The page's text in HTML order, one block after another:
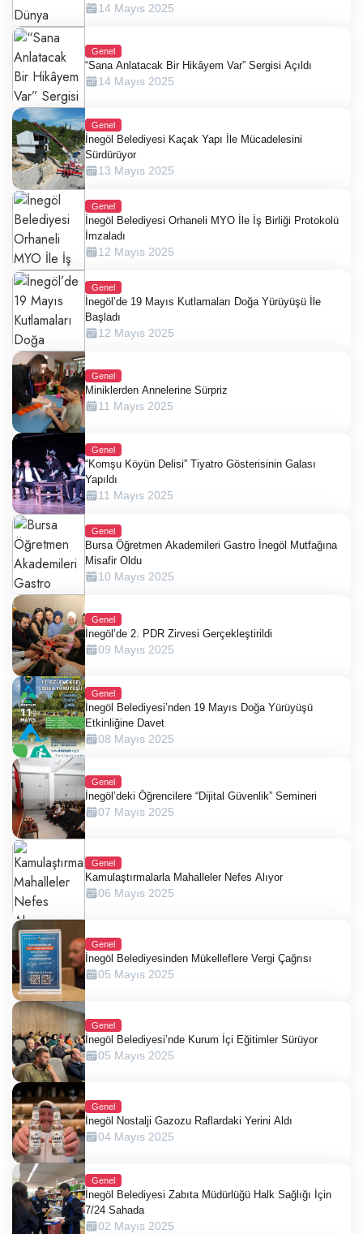
14 Mayıs 2025
Genel
“Sana Anlatacak Bir Hikâyem Var” Sergisi Açıldı
14 Mayıs 2025
Genel
İnegöl Belediyesi Kaçak Yapı İle Mücadelesini
Sürdürüyor
13 Mayıs 2025
Genel
İnegöl Belediyesi Orhaneli MYO İle İş Birliği Protokolü
İmzaladı
12 Mayıs 2025
Genel
İnegöl’de 19 Mayıs Kutlamaları Doğa Yürüyüşü İle
Başladı
12 Mayıs 2025
Genel
Miniklerden Annelerine Sürpriz
11 Mayıs 2025
Genel
“Komşu Köyün Delisi” Tiyatro Gösterisinin Galası
Yapıldı
11 Mayıs 2025
Genel
Bursa Öğretmen Akademileri Gastro İnegöl Mutfağına
Misafir Oldu
10 Mayıs 2025
Genel
İnegöl’de 2. PDR Zirvesi Gerçekleştirildi
09 Mayıs 2025
Genel
İnegöl Belediyesi’nden 19 Mayıs Doğa Yürüyüşü
Etkinliğine Davet
08 Mayıs 2025
Genel
İnegöl’deki Öğrencilere “Dijital Güvenlik” Semineri
07 Mayıs 2025
Genel
Kamulaştırmalarla Mahalleler Nefes Alıyor
06 Mayıs 2025
Genel
İnegöl Belediyesinden Mükelleflere Vergi Çağrısı
05 Mayıs 2025
Genel
İnegöl Belediyesi’nde Kurum İçi Eğitimler Sürüyor
05 Mayıs 2025
Genel
İnegöl Nostalji Gazozu Raflardaki Yerini Aldı
04 Mayıs 2025
Genel
İnegöl Belediyesi Zabıta Müdürlüğü Halk Sağlığı İçin
7/24 Sahada
02 Mayıs 2025